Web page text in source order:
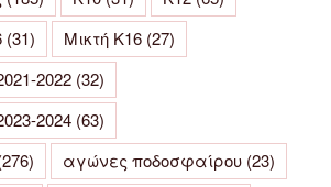
(31) Μικτή Κ16 (27)
2022 (32)
2024 (63)
αγώνες ποδοσφαίρου (23)